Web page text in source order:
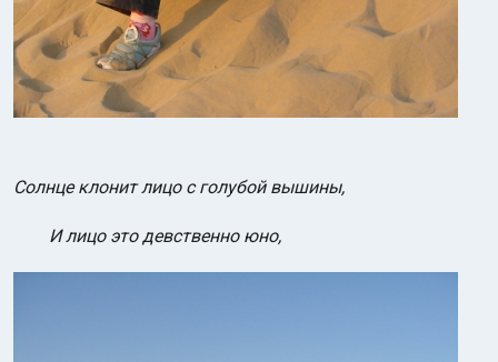
Солнце клонит лицо с голубой вышины,
И лицо это девственно юно,